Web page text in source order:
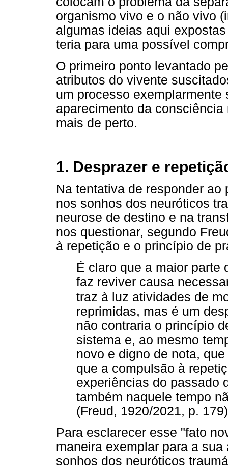
organismo vivo e o não vivo
algumas ideias aqui
teria para uma possível
O primeiro ponto levantado
atributos do vivente
um processo
aparecimento da
mais de perto.
1. Desprazer e
Na tentativa de responder
nos sonhos dos neuróticos
neurose de destino e na
nos questionar, segundo
à repetição e o princípio de
É claro que a maior parte
faz reviver causa
traz à luz atividades de
reprimidas, mas é um
não contraria o princípio
sistema e, ao mesmo
novo e digno de nota,
que a compulsão à
experiências do passado
também naquele tempo
(Freud, 1920/2021, p.
Para esclarecer esse "fato
maneira exemplar para a
sonhos dos neuróticos